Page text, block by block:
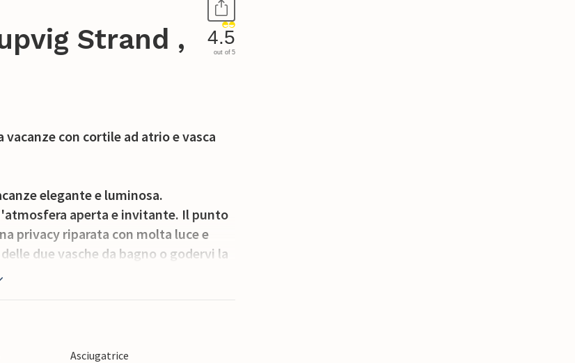
Strand ,
4.5
out of 5
con cortile ad atrio e vasca
elegante e luminosa.
aperta e invitante. Il punto
privacy riparata con molta luce e
due vasche da bagno o godervi la
e la zona giorno a pianta
disposizione c'è anche una sala
della natura e del relax. A
Asciugatrice